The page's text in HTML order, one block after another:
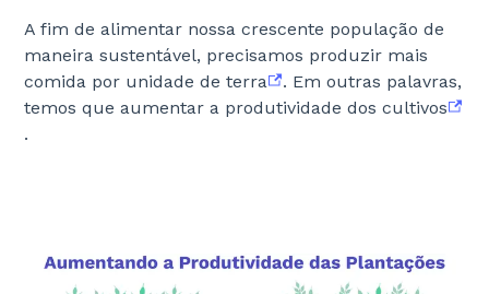
A fim de alimentar nossa crescente população de
maneira sustentável, precisamos produzir mais
comida por unidade de terra
. Em outras palavras,
temos que aumentar a produtividade dos cultivos
.